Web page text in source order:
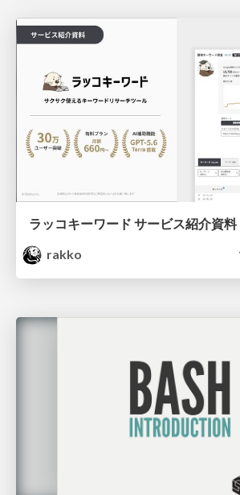
ラッコキーワード サービス紹介資料
rakko